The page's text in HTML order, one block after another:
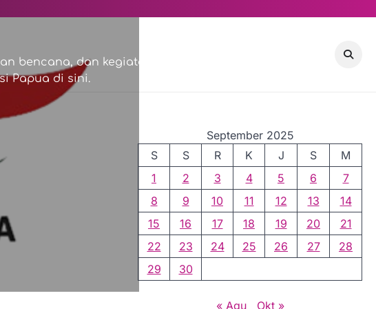
bencana, dan kegiatan sosial di
Papua di sini.
September 2025
S
S R K J S
M
1
2 3 4 5 6
7
8
9 10 11 12 13
14
15
16 17 18 19 20
21
22
23 24 25 26 27
28
29
30
« Agu Okt »